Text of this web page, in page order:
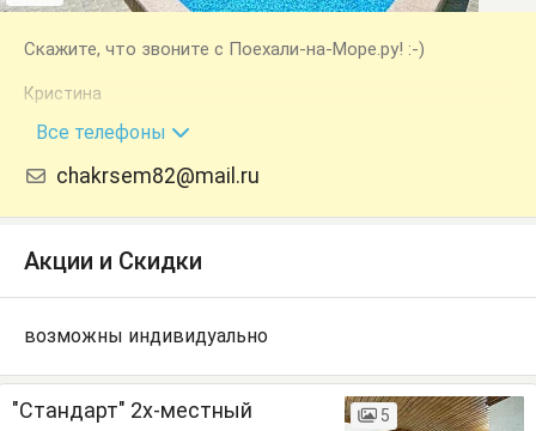
Скажите, что звоните с Поехали-на-Море.ру! :-)
Кристина
+7 (918) 300-02-92
Все телефоны
chakrsem82@mail.ru
Акции и Скидки
возможны индивидуально
"Стандарт" 2х-местный 5